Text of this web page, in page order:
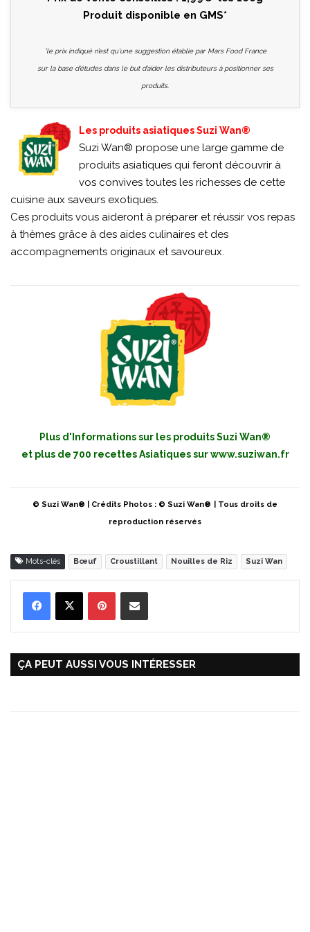
Produit disponible en GMS*
*le prix indiqué n’est qu’une suggestion établie par Mars Food France
sur la base d’études dans le but d’aider les distributeurs à positionner ses
produits.
Les produits asiatiques Suzi Wan®
Suzi Wan® propose une large gamme de
produits asiatiques qui feront découvrir à
vos convives toutes les richesses de cette
cuisine aux saveurs exotiques.
Ces produits vous aideront à préparer et réussir vos repas
à thèmes grâce à des aides culinaires et des
accompagnements originaux et savoureux.
Plus d'Informations sur les produits Suzi Wan®
et plus de 700 recettes Asiatiques surwww.suziwan.fr
© Suzi Wan® | Crédits Photos : © Suzi Wan®
| Tous droits de
reproduction réservés
Mots-clés Bœuf Croustillant Nouilles de Riz Suzi Wan
ÇA PEUT AUSSI VOUS INTÉRESSER